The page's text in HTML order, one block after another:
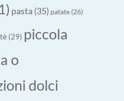
pasta (35) patate (26)
(29) piccola
o
dolci